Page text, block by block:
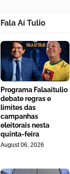
Fala Aí Tulio
Programa Falaaitulio
debate regras e
limites das
campanhas
eleitorais nesta
quinta-feira
August 06, 2026